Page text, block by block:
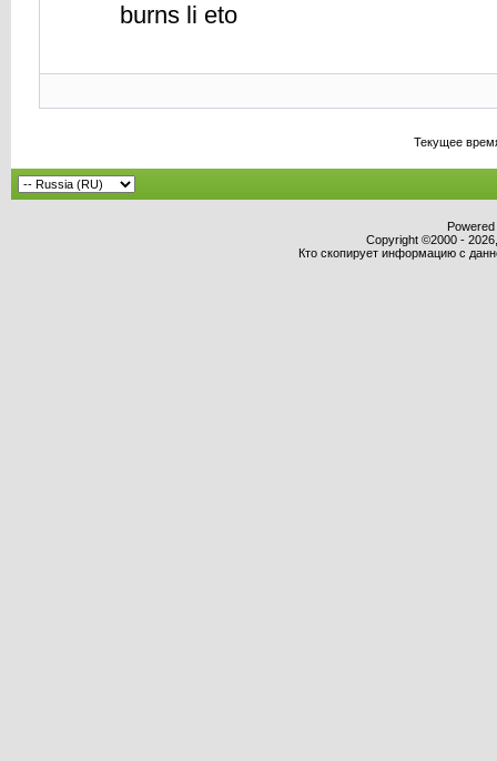
burns li eto
Текущее
Copyright ©2000 -
Кто скопирует информацию с